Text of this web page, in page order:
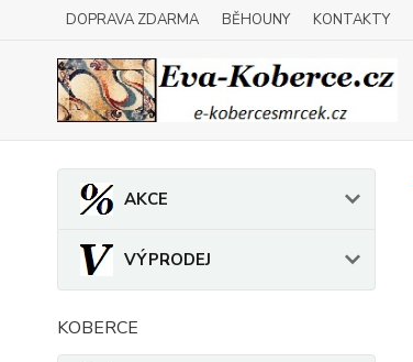
DOPRAVA ZDARMA BĚHOUNY KONTAKTY
AKCE
VÝPRODEJ
KOBERCE